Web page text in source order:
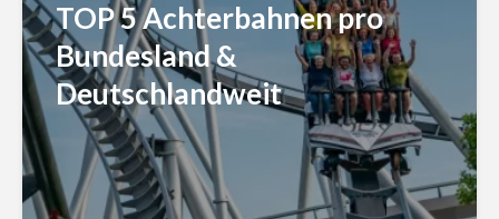
TOP 5 Achterbahnen pro
Bundesland &
Deutschlandweit